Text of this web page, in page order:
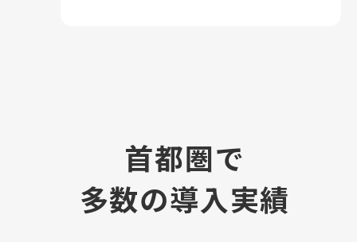
首都圏で
多数の導入実績